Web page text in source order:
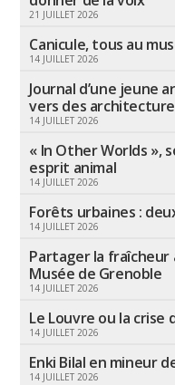
21 JUILLET 2026
Canicule, tous au
14 JUILLET 2026
Journal d’une jeune
vers des
14 JUILLET 2026
« In Other Worlds »,
esprit animal
14 JUILLET 2026
Forêts urbaines :
14 JUILLET 2026
Partager la fraîcheur
Musée de Grenoble
14 JUILLET 2026
Le Louvre ou la crise
14 JUILLET 2026
Enki Bilal en mineur
14 JUILLET 2026